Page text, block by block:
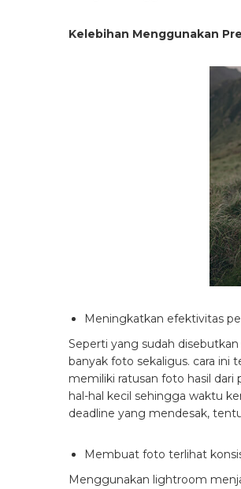
Kelebihan Menggunakan
Meningkatkan efektivitas
Seperti yang sudah
banyak foto sekaligus. cara ini
memiliki ratusan foto hasil
hal-hal kecil sehingga waktu
deadline yang mendesak,
Membuat foto terlihat
Menggunakan lightroom